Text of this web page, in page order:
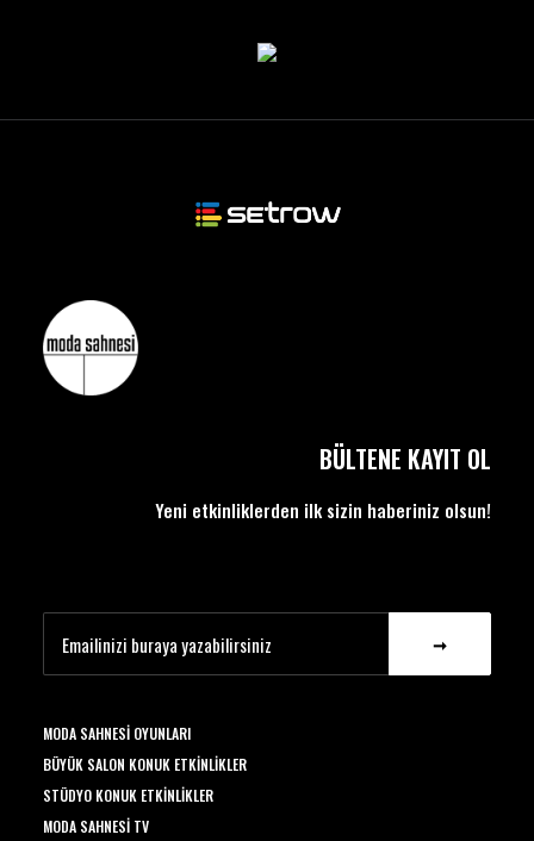
BÜLTENE KAYIT OL
Yeni etkinliklerden ilk sizin haberiniz olsun!
MODA SAHNESI OYUNLARI
BÜYÜK SALON KONUK ETKINLIKLER
STÜDYO KONUK ETKINLIKLER
MODA SAHNESI TV